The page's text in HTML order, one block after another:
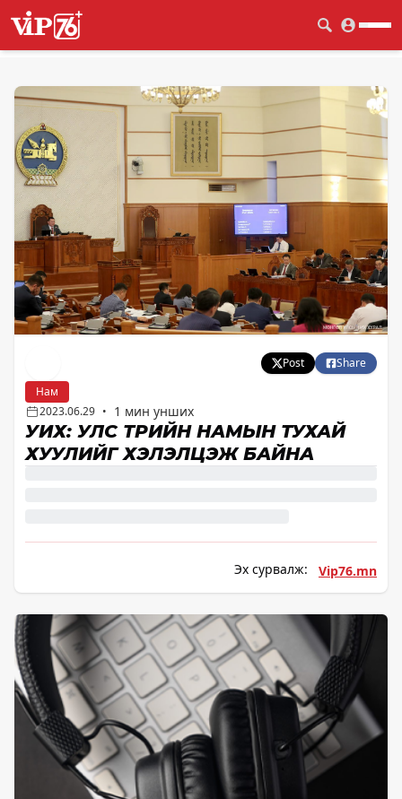
Post
Share
Нам
2023.06.29 • 1 мин унших
УИХ: УЛС ТӨРИЙН НАМЫН ТУХАЙ
ХУУЛИЙГ ХЭЛЭЛЦЭЖ БАЙНА
Эх сурвалж: Vip76.mn